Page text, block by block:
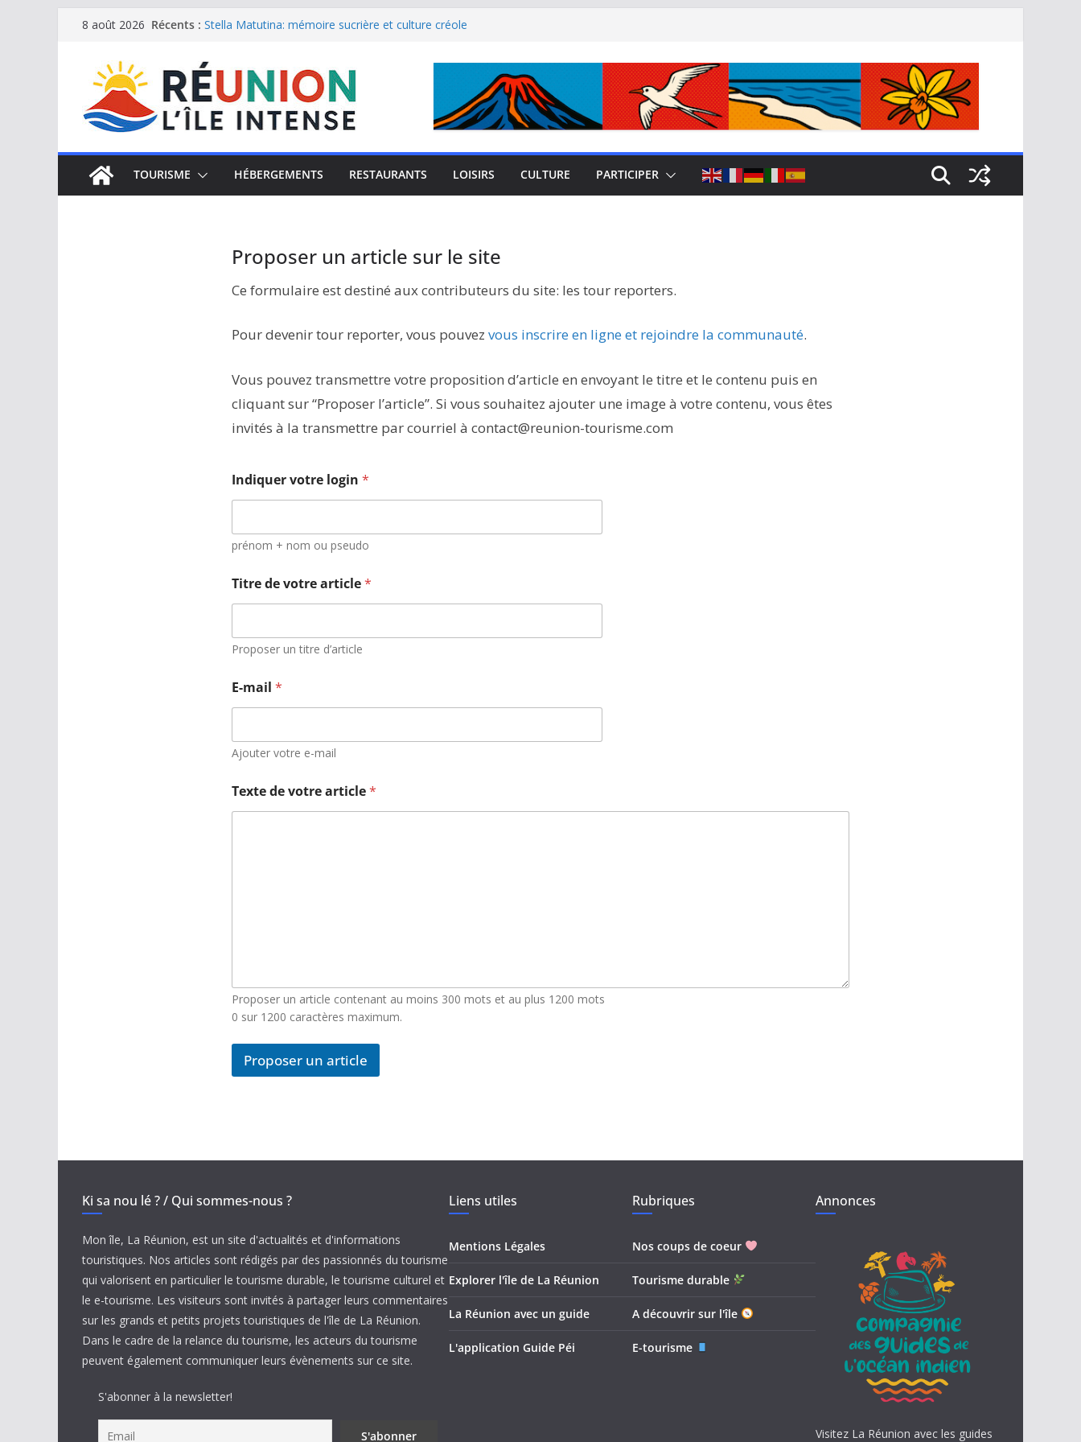
Passer
contenu
8 août 2026 Récents : Stella Matutina: mémoire sucrière et culture créole
Le samoussa de La Réunion, emblème de l’île intense
Le Musée du sel de Saint Leu: site culturel à découvrir
TOURISME HÉBERGEMENTS RESTAURANTS LOISIRS CULTURE PARTICIPER
Proposer un article sur le site
Ce formulaire est destiné aux contributeurs du site: les tour reporters.
Pour devenir tour reporter, vous pouvez vous inscrire en ligne et rejoindre la communauté.
Vous pouvez transmettre votre proposition d’article en envoyant le titre et le contenu puis en
cliquant sur “Proposer l’article”. Si vous souhaitez ajouter une image à votre contenu, vous êtes
invités à la transmettre par courriel à contact@reunion-tourisme.com
v
o
r
e
e
Indiquer votre login *
prénom + nom ou pseudo
Titre de votre article*
Proposer un titre d’article
E-mail *
Ajouter votre e-mail
Texte de votre article*
Proposer un article contenant au moins 300 mots et au plus 1200 mots
0 sur 1200 caractères maximum.
Proposer un article
Ki sa nou lé ? / Qui sommes-nous ?
Mon île, La Réunion, est un site d'actualités et d'informations
touristiques. Nos articles sont rédigés par des passionnés du tourisme
qui valorisent en particulier le tourisme durable, le tourisme culturel et
le e-tourisme. Les visiteurs sont invités à partager leurs commentaires
sur les grands et petits projets touristiques de l'île de La Réunion.
Dans le cadre de la relance du tourisme, les acteurs du tourisme
peuvent également communiquer leurs évènements sur ce site.
S'abonner à la newsletter!
Liens utiles
Mentions Légales
Explorer l'île de La Réunion
La Réunion avec un guide
L'application Guide Péi
Rubriques
Nos coups de coeur
Tourisme durable
A découvrir sur l'île
E-tourisme
Annonces
Visitez La Réunion avec les guides